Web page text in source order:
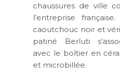
chaussures de ville
l’entreprise
caoutchouc noir et
patiné Berluti
avec le boîtier en
et microbillée.